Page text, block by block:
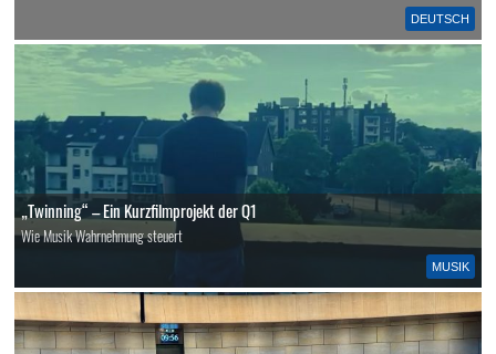
DEUTSCH
MUSIK
„Twinning“ – Ein Kurzfilmprojekt der Q1
Wie Musik Wahrnehmung steuert